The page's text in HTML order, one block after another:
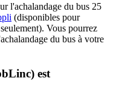
l'achalandage du bus 25
(disponibles pour
Vous pourrez
du bus à votre
est